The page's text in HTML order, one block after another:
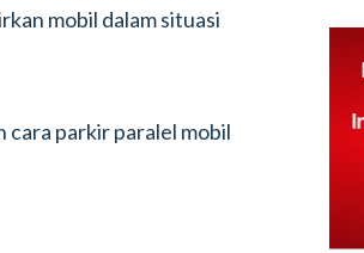
mobil dalam situasi
cara parkir paralel mobil